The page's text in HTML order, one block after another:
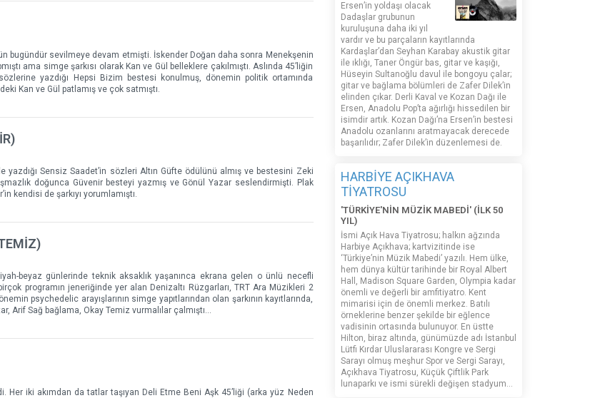
bugündür sevilmeye devam etmişti. İskender Doğan daha sonra Menekşenin
ama simge şarkısı olarak Kan ve Gül belleklere çakılmıştı. Aslında 45’liğin
yazdığı Hepsi Bizim bestesi konulmuş, dönemin politik ortamında
Kan ve Gül patlamış ve çok satmıştı.
yazdığı Sensiz Saadet’in sözleri Altın Güfte ödülünü almış ve bestesini Zeki
doğunca Güvenir besteyi yazmış ve Gönül Yazar seslendirmişti. Plak
kendisi de şarkıyı yorumlamıştı.
beyaz günlerinde teknik aksaklık yaşanınca ekrana gelen o ünlü necefli
programın jeneriğinde yer alan Denizaltı Rüzgarları, TRT Ara Müzikleri 2
psychedelic arayışlarının simge yapıtlarından olan şarkının kayıtlarında,
Arif Sağ bağlama, Okay Temiz vurmalılar çalmıştı…
Her iki akımdan da tatlar taşıyan Deli Etme Beni Aşk 45’liği (arka yüz Neden
Ersen’in yoldaşı olacak
Dadaşlar grubunun
kuruluşuna daha iki yıl
vardır ve bu parçaların kayıtlarında
Kardaşlar’dan Seyhan Karabay akustik gitar
ile ıklığı, Taner Öngür bas, gitar ve kaşığı,
Hüseyin Sultanoğlu davul ile bongoyu çalar;
gitar ve bağlama bölümleri de Zafer Dilek’in
elinden çıkar. Derli Kaval ve Kozan Dağı ile
Ersen, Anadolu Pop’ta ağırlığı hissedilen bir
isimdir artık. Kozan Dağı’na Ersen’in bestesi
Anadolu ozanlarını aratmayacak derecede
başarılıdır; Zafer Dilek’in düzenlemesi de.
HARBİYE AÇIKHAVA
TİYATROSU
'TÜRKİYE'NİN MÜZİK MABEDİ' (İLK 50
YIL)
İsmi Açık Hava Tiyatrosu; halkın ağzında
Harbiye Açıkhava; kartvizitinde ise
‘Türkiye’nin Müzik Mabedi’ yazılı. Hem ülke,
hem dünya kültür tarihinde bir Royal Albert
Hall, Madison Square Garden, Olympia kadar
önemli ve değerli bir amfitiyatro. Kent
mimarisi için de önemli merkez. Batılı
örneklerine benzer şekilde bir eğlence
vadisinin ortasında bulunuyor. En üstte
Hilton, biraz altında, günümüzde adı İstanbul
Lütfi Kırdar Uluslararası Kongre ve Sergi
Sarayı olmuş meşhur Spor ve Sergi Sarayı,
Açıkhava Tiyatrosu, Küçük Çiftlik Park
lunaparkı ve ismi sürekli değişen stadyum…